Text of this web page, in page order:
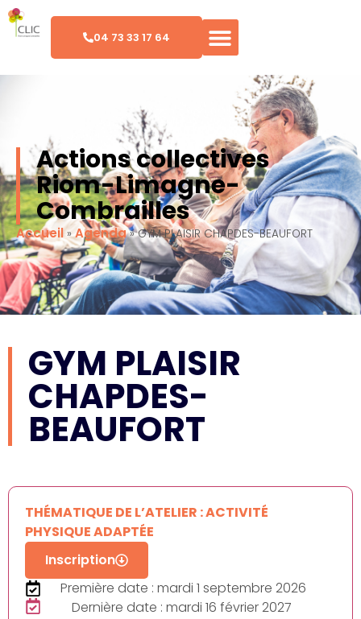
04 73 33 17 64
Actions collectives
Riom-Limagne-
Combrailles
Accueil»Agenda»GYM PLAISIR CHAPDES-BEAUFORT
GYM PLAISIR
CHAPDES-
BEAUFORT
THÉMATIQUE DE L’ATELIER : ACTIVITÉ
PHYSIQUE ADAPTÉE
Inscription
Première date : mardi 1 septembre 2026
Dernière date : mardi 16 février 2027